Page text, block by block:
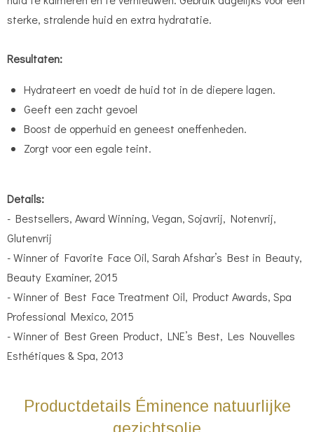
sterke, stralende huid en extra hydratatie.
Resultaten:
Hydrateert en voedt de huid tot in de diepere lagen.
Geeft een zacht gevoel
Boost de opperhuid en geneest oneffenheden.
Zorgt voor een egale teint.
Details:
- Bestsellers, Award Winning, Vegan, Sojavrij, Notenvrij,
Glutenvrij
- Winner of Favorite Face Oil, Sarah Afshar’s Best in Beauty,
Beauty Examiner, 2015
- Winner of Best Face Treatment Oil, Product Awards, Spa
Professional Mexico, 2015
- Winner of Best Green Product, LNE’s Best, Les Nouvelles
Esthétiques & Spa, 2013
Productdetails Éminence natuurlijke